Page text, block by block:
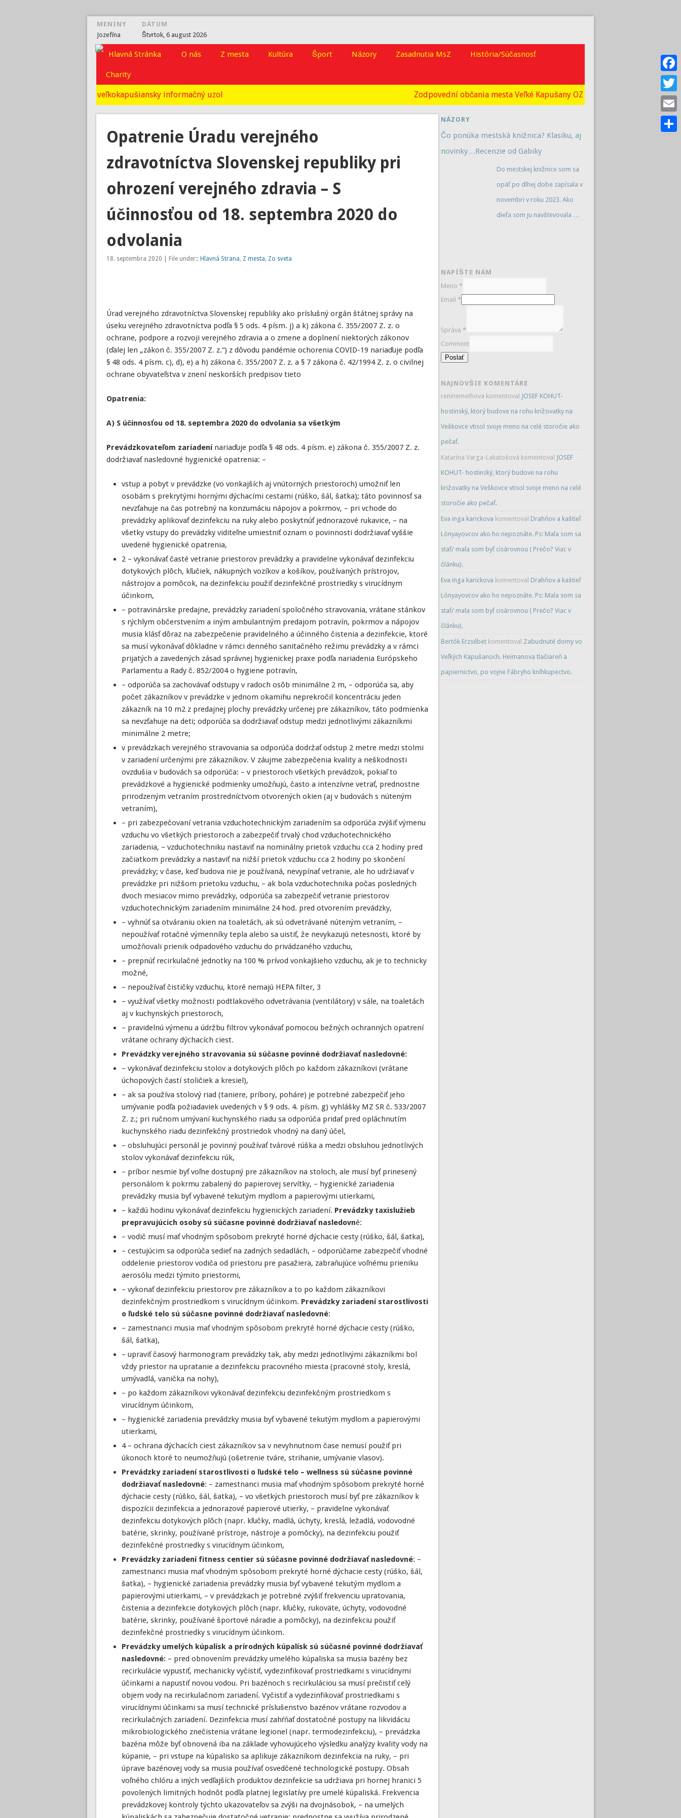
vkport.sk
MENINY
Jozefína
DÁTUM
Štvrtok, 6 august 2026
O nás Z mesta Kultúra Šport Názory Zasadnutia MsZ História/Súčasnosť
Charity
veľkokapušiansky informačný uzol Zodpovední občania mesta Veľké Kapušany OZ
Opatrenie Úradu verejného
zdravotníctva Slovenskej republiky pri
ohrození verejného zdravia – S
účinnosťou od 18. septembra 2020 do
odvolania
18. septembra 2020 | File under:: Hlavná Strana Z mesta Zo sveta
Úrad verejného zdravotníctva Slovenskej republiky ako príslušný orgán štátnej správy na
úseku verejného zdravotníctva podľa § 5 ods. 4 písm. j) a k) zákona č. 355/2007 Z. z. o
ochrane, podpore a rozvoji verejného zdravia a o zmene a doplnení niektorých zákonov
(ďalej len „zákon č. 355/2007 Z. z.“) z dôvodu pandémie ochorenia COVID-19 nariaďuje podľa
§ 48 ods. 4 písm. c), d), e) a h) zákona č. 355/2007 Z. z. a § 7 zákona č. 42/1994 Z. z. o civilnej
ochrane obyvateľstva v znení neskorších predpisov tieto
Opatrenia:
A) S účinnosťou od 18. septembra 2020 do odvolania sa všetkým
Prevádzkovateľom zariadenínariaďuje podľa § 48 ods. 4 písm. e) zákona č. 355/2007 Z. z.
dodržiavať nasledovné hygienické opatrenia: –
vstup a pobyt v prevádzke (vo vonkajších aj vnútorných priestoroch) umožniť len
osobám s prekrytými hornými dýchacími cestami (rúško, šál, šatka); táto povinnosť sa
nevzťahuje na čas potrebný na konzumáciu nápojov a pokrmov, – pri vchode do
prevádzky aplikovať dezinfekciu na ruky alebo poskytnúť jednorazové rukavice, – na
všetky vstupy do prevádzky viditeľne umiestniť oznam o povinnosti dodržiavať vyššie
uvedené hygienické opatrenia,
2 – vykonávať časté vetranie priestorov prevádzky a pravidelne vykonávať dezinfekciu
dotykových plôch, kľučiek, nákupných vozíkov a košíkov, používaných prístrojov,
nástrojov a pomôcok, na dezinfekciu použiť dezinfekčné prostriedky s virucídnym
účinkom,
– potravinárske predajne, prevádzky zariadení spoločného stravovania, vrátane stánkov
s rýchlym občerstvením a iným ambulantným predajom potravín, pokrmov a nápojov
musia klásť dôraz na zabezpečenie pravidelného a účinného čistenia a dezinfekcie, ktoré
sa musí vykonávať dôkladne v rámci denného sanitačného režimu prevádzky a v rámci
prijatých a zavedených zásad správnej hygienickej praxe podľa nariadenia Európskeho
Parlamentu a Rady č. 852/2004 o hygiene potravín,
– odporúča sa zachovávať odstupy v radoch osôb minimálne 2 m, – odporúča sa, aby
počet zákazníkov v prevádzke v jednom okamihu neprekročil koncentráciu jeden
zákazník na 10 m2 z predajnej plochy prevádzky určenej pre zákazníkov, táto podmienka
sa nevzťahuje na deti; odporúča sa dodržiavať odstup medzi jednotlivými zákazníkmi
minimálne 2 metre;
v prevádzkach verejného stravovania sa odporúča dodržať odstup 2 metre medzi stolmi
v zariadení určenými pre zákazníkov. V záujme zabezpečenia kvality a neškodnosti
ovzdušia v budovách sa odporúča: – v priestoroch všetkých prevádzok, pokiaľ to
prevádzkové a hygienické podmienky umožňujú, často a intenzívne vetrať, prednostne
prirodzeným vetraním prostredníctvom otvorených okien (aj v budovách s núteným
vetraním),
– pri zabezpečovaní vetrania vzduchotechnickým zariadením sa odporúča zvýšiť výmenu
vzduchu vo všetkých priestoroch a zabezpečiť trvalý chod vzduchotechnického
zariadenia, – vzduchotechniku nastaviť na nominálny prietok vzduchu cca 2 hodiny pred
začiatkom prevádzky a nastaviť na nižší prietok vzduchu cca 2 hodiny po skončení
prevádzky; v čase, keď budova nie je používaná, nevypínať vetranie, ale ho udržiavať v
prevádzke pri nižšom prietoku vzduchu, – ak bola vzduchotechnika počas posledných
dvoch mesiacov mimo prevádzky, odporúča sa zabezpečiť vetranie priestorov
vzduchotechnickým zariadením minimálne 24 hod. pred otvorením prevádzky,
– vyhnúť sa otváraniu okien na toaletách, ak sú odvetrávané núteným vetraním, –
nepoužívať rotačné výmenníky tepla alebo sa uistiť, že nevykazujú netesnosti, ktoré by
umožňovali prienik odpadového vzduchu do privádzaného vzduchu,
– prepnúť recirkulačné jednotky na 100 % prívod vonkajšieho vzduchu, ak je to technicky
možné,
– nepoužívať čističky vzduchu, ktoré nemajú HEPA filter, 3
– využívať všetky možnosti podtlakového odvetrávania (ventilátory) v sále, na toaletách
aj v kuchynských priestoroch,
– pravidelnú výmenu a údržbu filtrov vykonávať pomocou bežných ochranných opatrení
vrátane ochrany dýchacích ciest.
Prevádzky verejného stravovania sú súčasne povinné dodržiavať nasledovné:
– vykonávať dezinfekciu stolov a dotykových plôch po každom zákazníkovi (vrátane
úchopových častí stoličiek a kresiel),
– ak sa používa stolový riad (taniere, príbory, poháre) je potrebné zabezpečiť jeho
umývanie podľa požiadaviek uvedených v § 9 ods. 4. písm. g) vyhlášky MZ SR č. 533/2007
Z. z.; pri ručnom umývaní kuchynského riadu sa odporúča pridať pred opláchnutím
kuchynského riadu dezinfekčný prostriedok vhodný na daný účel,
– obsluhujúci personál je povinný používať tvárové rúška a medzi obsluhou jednotlivých
stolov vykonávať dezinfekciu rúk,
– príbor nesmie byť voľne dostupný pre zákazníkov na stoloch, ale musí byť prinesený
personálom k pokrmu zabalený do papierovej servítky, – hygienické zariadenia
prevádzky musia byť vybavené tekutým mydlom a papierovými utierkami,
– každú hodinu vykonávať dezinfekciu hygienických zariadení. Prevádzky taxislužieb
prepravujúcich osoby sú súčasne povinné dodržiavať nasledovné:
– vodič musí mať vhodným spôsobom prekryté horné dýchacie cesty (rúško, šál, šatka),
– cestujúcim sa odporúča sedieť na zadných sedadlách, – odporúčame zabezpečiť vhodné
oddelenie priestorov vodiča od priestoru pre pasažiera, zabraňujúce voľnému prieniku
aerosólu medzi týmito priestormi,
– vykonať dezinfekciu priestorov pre zákazníkov a to po každom zákazníkovi
dezinfekčným prostriedkom s virucídnym účinkom. Prevádzky zariadení starostlivosti
o ľudské telo sú súčasne povinné dodržiavať nasledovné:
– zamestnanci musia mať vhodným spôsobom prekryté horné dýchacie cesty (rúško,
šál, šatka),
– upraviť časový harmonogram prevádzky tak, aby medzi jednotlivými zákazníkmi bol
vždy priestor na upratanie a dezinfekciu pracovného miesta (pracovné stoly, kreslá,
umývadlá, vanička na nohy),
– po každom zákazníkovi vykonávať dezinfekciu dezinfekčným prostriedkom s
virucídnym účinkom,
– hygienické zariadenia prevádzky musia byť vybavené tekutým mydlom a papierovými
utierkami,
4 – ochrana dýchacích ciest zákazníkov sa v nevyhnutnom čase nemusí použiť pri
úkonoch ktoré to neumožňujú (ošetrenie tváre, strihanie, umývanie vlasov).
Prevádzky zariadení starostlivosti o ľudské telo – wellness sú súčasne povinné
dodržiavať nasledovné: – zamestnanci musia mať vhodným spôsobom prekryté horné
dýchacie cesty (rúško, šál, šatka), – vo všetkých priestoroch musí byť pre zákazníkov k
dispozícii dezinfekcia a jednorazové papierové utierky, – pravidelne vykonávať
dezinfekciu dotykových plôch (napr. kľučky, madlá, úchyty, kreslá, ležadlá, vodovodné
batérie, skrinky, používané prístroje, nástroje a pomôcky), na dezinfekciu použiť
dezinfekčné prostriedky s virucídnym účinkom,
Prevádzky zariadení fitness centier sú súčasne povinné dodržiavať nasledovné: –
zamestnanci musia mať vhodným spôsobom prekryté horné dýchacie cesty (rúško, šál,
šatka), – hygienické zariadenia prevádzky musia byť vybavené tekutým mydlom a
papierovými utierkami, – v prevádzkach je potrebné zvýšiť frekvenciu upratovania,
čistenia a dezinfekcie dotykových plôch (napr. kľučky, rukoväte, úchyty, vodovodné
batérie, skrinky, používané športové náradie a pomôcky), na dezinfekciu použiť
dezinfekčné prostriedky s virucídnym účinkom.
Prevádzky umelých kúpalísk a prírodných kúpalísk sú súčasné povinné dodržiavať
nasledovné:– pred obnovením prevádzky umelého kúpaliska sa musia bazény bez
recirkulácie vypustiť, mechanicky vyčistiť, vydezinfikovať prostriedkami s virucídnymi
účinkami a napustiť novou vodou. Pri bazénoch s recirkuláciou sa musí prečistiť celý
objem vody na recirkulačnom zariadení. Vyčistiť a vydezinfikovať prostriedkami s
virucídnymi účinkami sa musí technické príslušenstvo bazénov vrátane rozvodov a
recirkulačných zariadení. Dezinfekcia musí zahŕňať dostatočné postupy na likvidáciu
mikrobiologického znečistenia vrátane legionel (napr. termodezinfekciu), – prevádzka
bazéna môže byť obnovená iba na základe vyhovujúceho výsledku analýzy kvality vody na
kúpanie, – pri vstupe na kúpalisko sa aplikuje zákazníkom dezinfekcia na ruky, – pri
úprave bazénovej vody sa musia používať osvedčené technologické postupy. Obsah
voľného chlóru a iných vedľajších produktov dezinfekcie sa udržiava pri hornej hranici 5
povolených limitných hodnôt podľa platnej legislatívy pre umelé kúpaliská. Frekvencia
prevádzkovej kontroly týchto ukazovateľov sa zvýši na dvojnásobok, – na umelých
NÁZORY
Čo ponúka mestská knižnica? Klasiku, aj
novinky…Recenzie od Gabiky
Do mestskej knižnice som sa
opäť po dlhej dobe zapísala v
novembri v roku 2023. Ako
dieťa som ju navštevovala …
NAPÍŠTE NÁM
Meno *
Email *
Správa *
Comment
Poslať
NAJNOVŠIE KOMENTÁRE
reninemethova komentoval JOSEF KOHUT-
hostinský, ktorý budove na rohu križovatky na
Veškovce vtisol svoje meno na celé storočie ako
pečať.
Katarína Varga-Lakatošová komentoval JOSEF
KOHUT- hostinský, ktorý budove na rohu
križovatky na Veškovce vtisol svoje meno na celé
storočie ako pečať.
Eva inga karickova komentoval Drahňov a kaštieľ
Lónyayovcov ako ho nepoznáte. Ps: Mala som sa
stať/ mala som byť cisárovnou ( Prečo? Viac v
článku).
Eva inga karickova komentoval Drahňov a kaštieľ
Lónyayovcov ako ho nepoznáte. Ps: Mala som sa
stať/ mala som byť cisárovnou ( Prečo? Viac v
článku).
Bertók Erzsébetkomentoval Zabudnuté domy vo
Veľkých Kapušanoch. Heimanova tlačiareň a
papiernictvo, po vojne Fábryho kníhkupectvo.
Twitter
Email